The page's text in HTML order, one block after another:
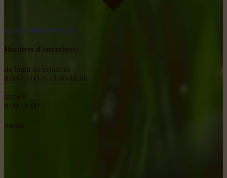
obtenir un itinéraire
Horaires d'ouverture:
du lundi au vendredi
8:00-12:00 et 13:00-18:00
samedi
8:00-18:00
Social